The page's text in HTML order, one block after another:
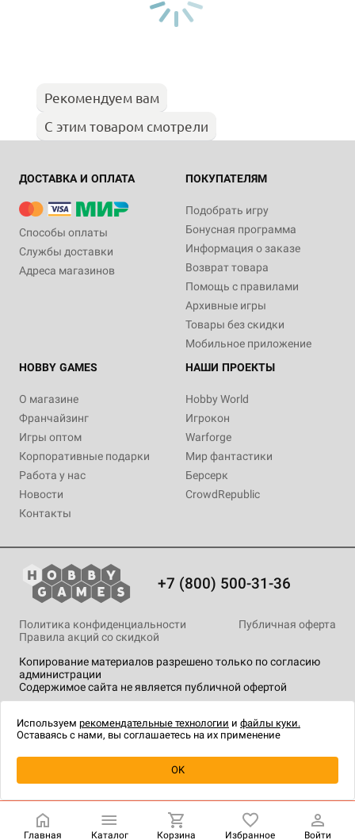
Купить| 1 990 ₽
Рекомендуем вам
С этим товаром смотрели
ДОСТАВКА И ОПЛАТА
Способы оплаты
Службы доставки
Адреса магазинов
ПОКУПАТЕЛЯМ
Подобрать игру
Бонусная программа
Информация о заказе
Возврат товара
Помощь с правилами
Архивные игры
Товары без скидки
Мобильное приложение
HOBBY GAMES
О магазине
Франчайзинг
Игры оптом
Корпоративные подарки
Работа у нас
Новости
Контакты
НАШИ ПРОЕКТЫ
Hobby World
Игрокон
Warforge
Мир фантастики
Берсерк
CrowdRepublic
+7 (800) 500-31-36
Копирование материалов разрешено только по согласию
администрации
Содержимое сайта не является публичной офертой
Политика конфиденциальности
Публичная оферта
Правила акций со скидкой
технологии.
Главная Каталог Корзина Избранное Войти
Используем рекомендательные технологии и файлы куки.
Оставаясь с нами, вы соглашаетесь на их применение
OK